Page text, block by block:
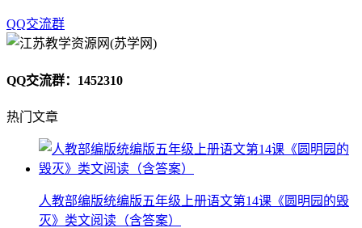
QQ交流群
QQ交流群：1452310
热门文章
人教部编版统编版五年级上册语文第14课《圆明园的毁
灭》类文阅读（含答案）